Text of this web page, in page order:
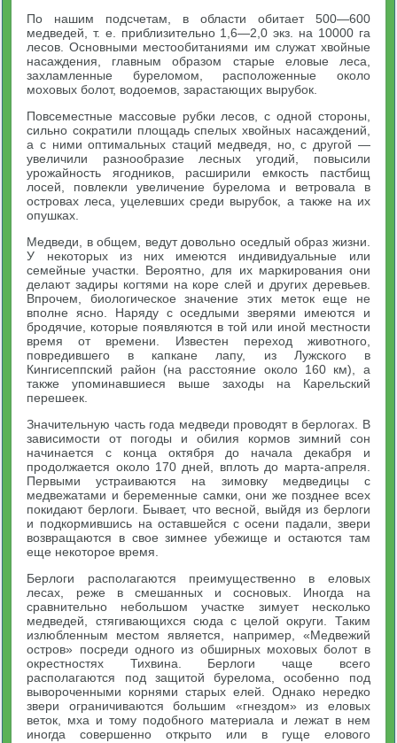
По нашим подсчетам, в области обитает 500—600
медведей, т. е. приблизительно 1,6—2,0 экз. на 10000 га
лесов. Основными местообитаниями им служат хвойные
насаждения, главным образом старые еловые леса,
захламленные буреломом, расположенные около
моховых болот, водоемов, зарастающих вырубок.
Повсеместные массовые рубки лесов, с одной стороны,
сильно сократили площадь спелых хвойных насаждений,
а с ними оптимальных стаций медведя, но, с другой —
увеличили разнообразие лесных угодий, повысили
урожайность ягодников, расширили емкость пастбищ
лосей, повлекли увеличение бурелома и ветровала в
островах леса, уцелевших среди вырубок, а также на их
опушках.
Медведи, в общем, ведут довольно оседлый образ жизни.
У некоторых из них имеются индивидуальные или
семейные участки. Вероятно, для их маркирования они
делают задиры когтями на коре слей и других деревьев.
Впрочем, биологическое значение этих меток еще не
вполне ясно. Наряду с оседлыми зверями имеются и
бродячие, которые появляются в той или иной местности
время от времени. Известен переход животного,
повредившего в капкане лапу, из Лужского в
Кингисеппский район (на расстояние около 160 км), а
также упоминавшиеся выше заходы на Карельский
перешеек.
Значительную часть года медведи проводят в берлогах. В
зависимости от погоды и обилия кормов зимний сон
начинается с конца октября до начала декабря и
продолжается около 170 дней, вплоть до марта-апреля.
Первыми устраиваются на зимовку медведицы с
медвежатами и беременные самки, они же позднее всех
покидают берлоги. Бывает, что весной, выйдя из берлоги
и подкормившись на оставшейся с осени падали, звери
возвращаются в свое зимнее убежище и остаются там
еще некоторое время.
Берлоги располагаются преимущественно в еловых
лесах, реже в смешанных и сосновых. Иногда на
сравнительно небольшом участке зимует несколько
медведей, стягивающихся сюда с целой округи. Таким
излюбленным местом является, например, «Медвежий
остров» посреди одного из обширных моховых болот в
окрестностях Тихвина. Берлоги чаще всего
располагаются под защитой бурелома, особенно под
вывороченными корнями старых елей. Однако нередко
звери ограничиваются большим «гнездом» из еловых
веток, мха и тому подобного материала и лежат в нем
иногда совершенно открыто или в гуще елового